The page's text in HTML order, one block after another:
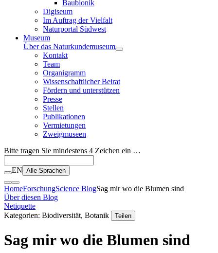
Baubionik
Digiseum
Im Auftrag der Vielfalt
Naturportal Südwest
Museum
Über das Naturkundemuseum
Kontakt
Team
Organigramm
Wissenschaftlicher Beirat
Fördern und unterstützen
Presse
Stellen
Publikationen
Vermietungen
Zweigmuseen
Bitte tragen Sie mindestens 4 Zeichen ein …
EN Alle Sprachen
HomeForschungScience BlogSag mir wo die Blumen sind
Über diesen Blog
Netiquette
Kategorien: Biodiversität, Botanik
Teilen
Sag mir wo die Blumen sind